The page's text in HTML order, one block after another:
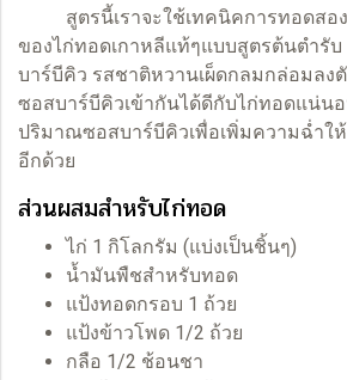
สูตรนี้เราจะใช้เทคนิคการทอดสอง
ของไก่ทอดเกาหลีแท้ๆแบบสูตรต้นตำรั
บาร์บีคิว รสชาติหวานเผ็ดกลมกล่อมลง
ซอสบาร์บีคิวเข้ากันได้ดีกับไก่ทอดแน่น
ปริมาณซอสบาร์บีคิวเพื่อเพิ่มความฉ่ำใ
อีกด้วย
ส่วนผสมสำหรับไก่ทอด
ไก่ 1 กิโลกรัม (แบ่งเป็นชิ้นๆ)
น้ำมันพืชสำหรับทอด
แป้งทอดกรอบ 1 ถ้วย
แป้งข้าวโพด 1/2 ถ้วย
กลือ 1/2 ช้อนชา